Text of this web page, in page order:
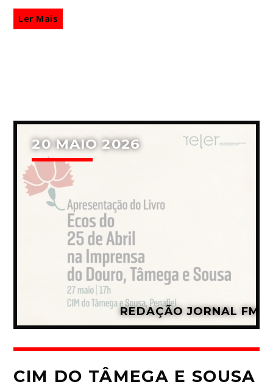
Ler Mais
20 MAIO 2026
REDAÇÃO JORNAL FM
CIM DO TÂMEGA E SOUSA